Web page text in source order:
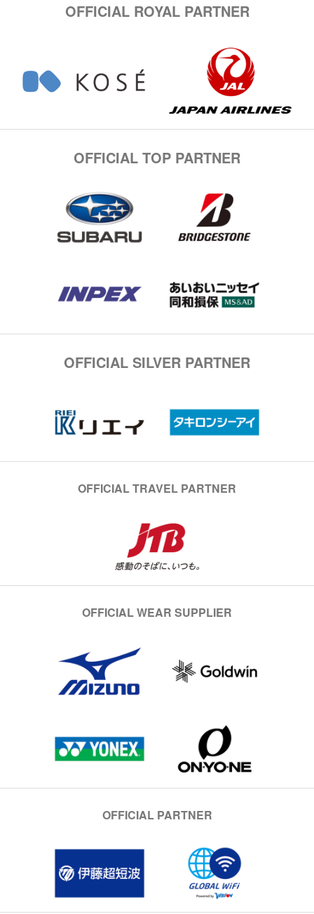
OFFICIAL ROYAL PARTNER
OFFICIAL TOP PARTNER
OFFICIAL SILVER PARTNER
OFFICIAL TRAVEL PARTNER
OFFICIAL WEAR SUPPLIER
OFFICIAL PARTNER